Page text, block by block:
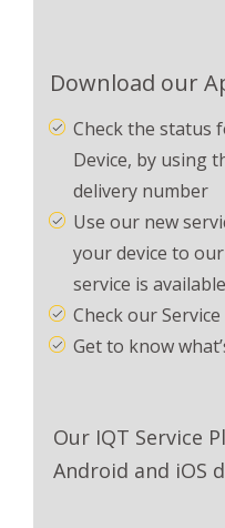
Download our
Check the status
Device, by using
delivery number
Use our new
your device to
service is
Check our
Get to know
Our IQT Service
Android and iOS